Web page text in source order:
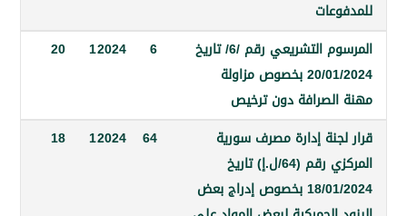
المرسوم التشريعي رقم /6/ تاريخ
20/01/2024 بخصوص مزاولة
دون ترخيص
6
2024
20
إدارة مصرف سورية
المركزي رقم (64/ل.إ) تاريخ
18/01/2024 بخصوص إدراج بعض
64
18